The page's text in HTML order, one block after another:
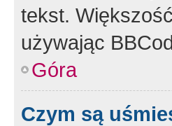
tekst.
używając
Góra
Czym są